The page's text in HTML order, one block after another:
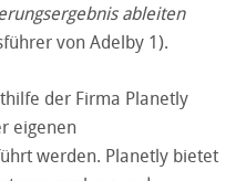
ableiten
von Adelby 1).
der Firma Planetly
eigenen
werden. Planetly bietet